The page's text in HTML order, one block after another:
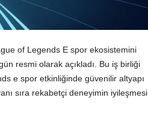
of Legends E spor ekosistemini
resmi olarak açıkladı. Bu iş birliği
e spor etkinliğinde güvenilir altyapı
sıra rekabetçi deneyimin iyileşmesi